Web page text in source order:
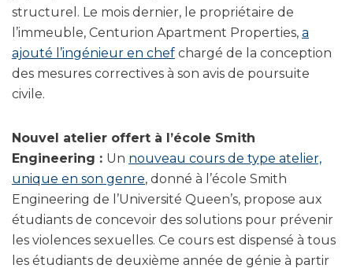
structurel. Le mois dernier, le propriétaire de
l’immeuble, Centurion Apartment Properties, a
ajouté l’ingénieur en chef chargé de la conception
des mesures correctives à son avis de poursuite
civile.
Nouvel atelier offert à l’école Smith
Engineering : Un nouveau cours de type atelier,
unique en son genre, donné à l’école Smith
Engineering de l’Université Queen’s, propose aux
étudiants de concevoir des solutions pour prévenir
les violences sexuelles. Ce cours est dispensé à tous
les étudiants de deuxième année de génie à partir